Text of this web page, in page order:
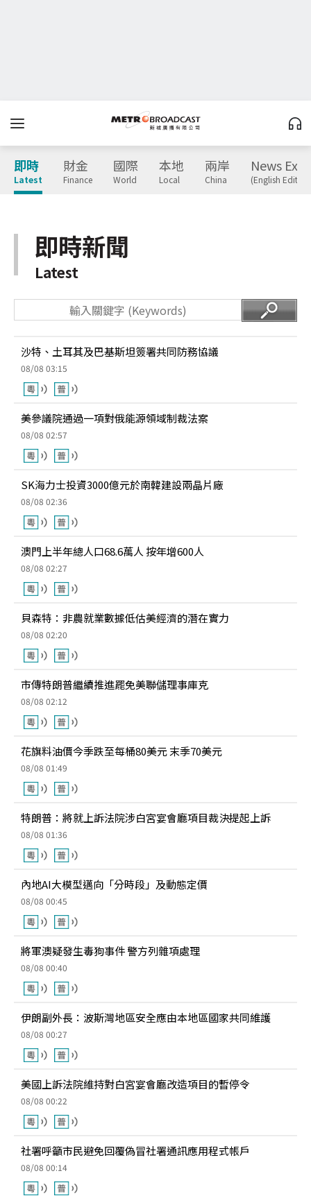
即時
Latest
財金
Finance
國際
World
本地
Local
兩岸
China
News
(English
即時新聞
Latest
沙特、土耳其及巴基斯坦簽署共同防務協議
08/08 03:15
美參議院通過一項對俄能源領域制裁法案
08/08 02:57
SK海力士投資3000億元於南韓建設兩晶片廠
08/08 02:36
澳門上半年總人口68.6萬人 按年增600人
08/08 02:27
貝森特：非農就業數據低估美經濟的潛在實力
08/08 02:20
市傳特朗普繼續推進罷免美聯儲理事庫克
08/08 02:12
花旗料油價今季跌至每桶80美元 末季70美元
08/08 01:49
特朗普：將就上訴法院涉白宮宴會廳項目裁決提起上訴
08/08 01:36
內地AI大模型邁向「分時段」及動態定價
08/08 00:45
將軍澳疑發生毒狗事件 警方列雜項處理
08/08 00:40
伊朗副外長：波斯灣地區安全應由本地區國家共同維護
08/08 00:27
美國上訴法院維持對白宮宴會廳改造項目的暫停令
08/08 00:22
社署呼籲市民避免回覆偽冒社署通訊應用程式帳戶
08/08 00:14